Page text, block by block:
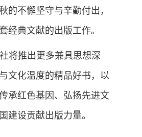
的不懈坚守与辛勤付出，
经典文献的出版工作。
将推出更多兼具思想深
文化温度的精品好书，以
承红色基因、弘扬先进文
建设贡献出版力量。